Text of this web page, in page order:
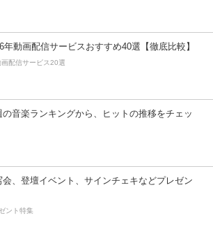
年動画配信サービスおすすめ40選【徹底比較】
画配信サービス20選
の音楽ランキングから、ヒットの推移をチェッ
会、登壇イベント、サインチェキなどプレゼン
ント特集